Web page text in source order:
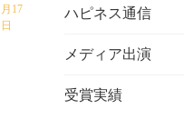
月17
日
ハピネス通信
メディア出演
受賞実績